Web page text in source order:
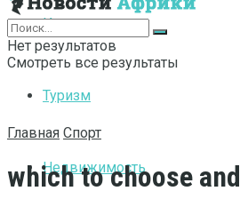
Интернет
Туризм
Недвижимость
Нет результатов
Смотреть все результаты
Главная Спорт
which to choose